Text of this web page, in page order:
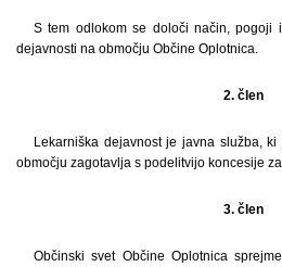
S tem odlokom se določi način, pogoji
dejavnosti na območju Občine Oplotnica.
2. člen
Lekarniška dejavnost je javna služba,
območju zagotavlja s podelitvijo koncesije
3. člen
Občinski svet Občine Oplotnica